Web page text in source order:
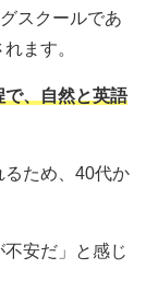
スクールであ
ます。
で、自然と英語
るため、40代か
安だ」と感じ